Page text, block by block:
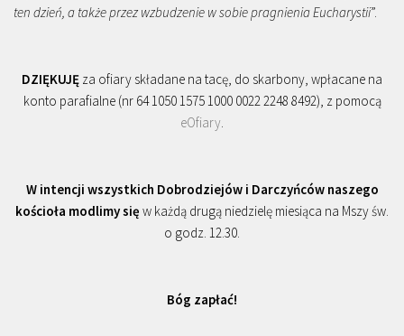
ten dzień, a także przez wzbudzenie w sobie pragnienia Eucharystii”.
DZIĘKUJĘ za ofiary składane na tacę, do skarbony, wpłacane na
konto parafialne (nr 64 1050 1575 1000 0022 2248 8492), z pomocą
eOfiary.
W intencji wszystkich Dobrodziejów i Darczyńców naszego
kościoła modlimy się w każdą drugą niedzielę miesiąca na Mszy św.
o godz. 12.30.
Bóg zapłać!